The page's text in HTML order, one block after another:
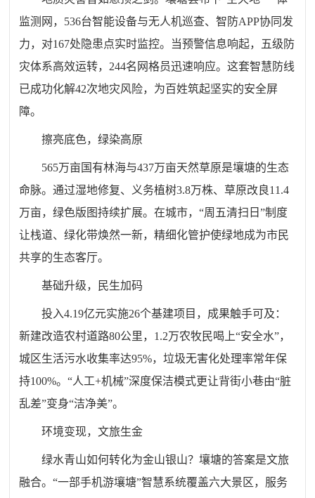
监测网，536台智能设备与无人机巡查、智防APP协同发
力，对167处隐患点实时监控。当预警信息响起，五级防
灾体系高效运转，244名网格员迅速响应。这套智慧防线
已成功化解42次地灾风险，为百姓筑起坚实的安全屏
障。
擦亮底色，绿染高原
565万亩国有林海与437万亩天然草原是壤塘的生态
命脉。通过湿地修复、义务植树3.8万株、草原改良11.4
万亩，绿色版图持续扩展。在城市，“周五清扫日”制度
让栈道、绿化带焕然一新，精细化管护使绿地成为市民
共享的生态客厅。
基础升级，民生加码
投入4.19亿元实施26个基建项目，成果触手可及：
新建改造农村道路80公里，1.2万农牧民喝上“安全水”，
城区生活污水收集率达95%，垃圾无害化处理率常年保
持100%。“人工+机械”深度保洁模式更让背街小巷由“脏
乱差”变身“洁净美”。
环境变现，文旅生金
绿水青山如何转化为金山银山？壤塘的答案是文旅
融合。“一部手机游壤塘”智慧系统覆盖六大景区，服务